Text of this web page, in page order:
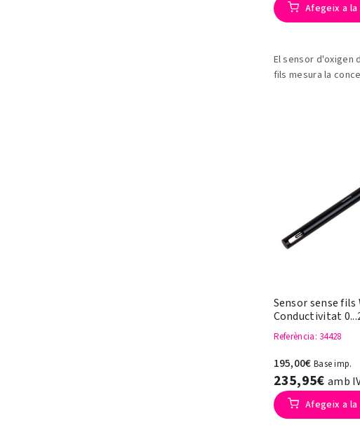
Afegeix a
El sensor d'oxigen
fils mesura la
Sensor sense fils
Conductivitat
Referència: 34428
195,00€ Base imp.
235,95€ amb
Afegeix a